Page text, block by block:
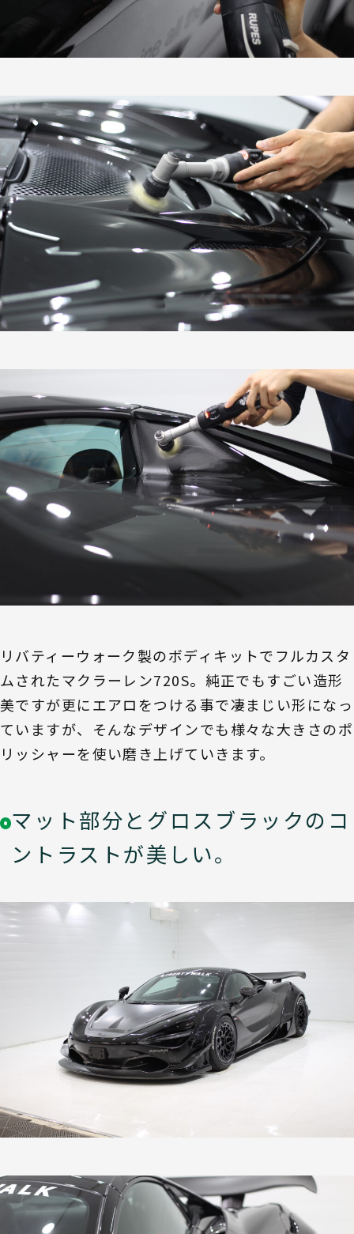
リバティーウォーク製のボディキットでフルカスタ
ムされたマクラーレン720S。純正でもすごい造形
美ですが更にエアロをつける事で凄まじい形になっ
ていますが、そんなデザインでも様々な大きさのポ
リッシャーを使い磨き上げていきます。
マット部分とグロスブラックのコ
ントラストが美しい。